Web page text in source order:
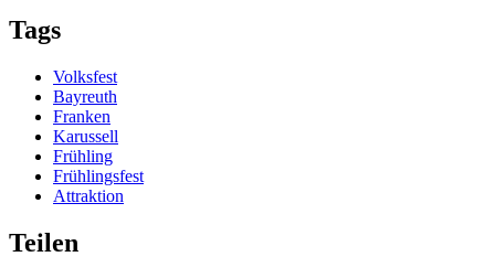
Tags
Volksfest
Bayreuth
Franken
Karussell
Frühling
Frühlingsfest
Attraktion
Teilen